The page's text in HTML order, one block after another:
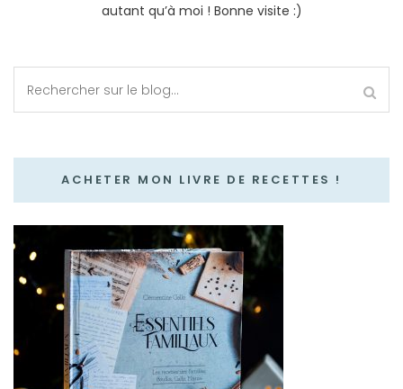
autant qu’à moi ! Bonne visite :)
ACHETER MON LIVRE DE RECETTES !